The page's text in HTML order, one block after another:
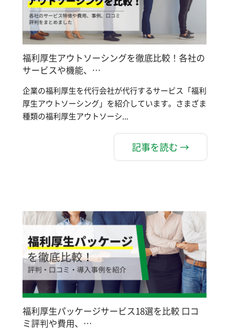
福利厚生アウトソーシングを徹底比較！各社の
サービスや機能、…
企業の福利厚生を代行会社が代行するサービス「福利
厚生アウトソーシング」を紹介しています。さまざま
種類の福利厚生アウトソーシ...
記事を読む →
福利厚生パッケージサービス18選を比較 口コ
ミ評判や費用、…